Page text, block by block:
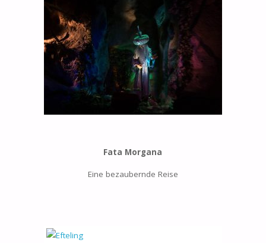
Fata Morgana
Eine bezaubernde Reise